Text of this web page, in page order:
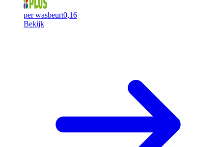
per wasbeurt0,16
Bekijk